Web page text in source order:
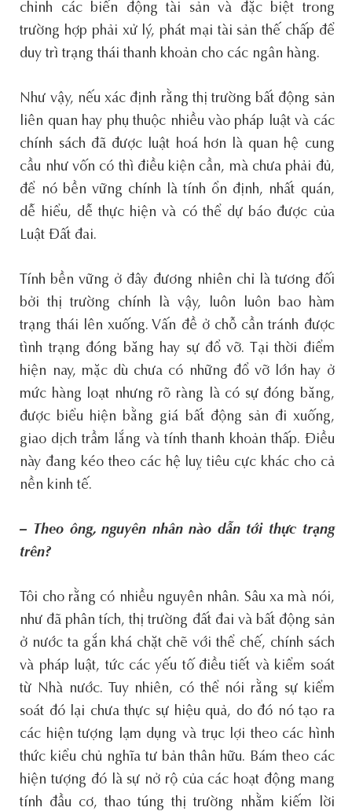
chỉnh các biến động tài sản và đặc biệt trong
trường hợp phải xử lý, phát mại tài sản thế chấp để
duy trì trạng thái thanh khoản cho các ngân hàng.
Như vậy, nếu xác định rằng thị trường bất động sản
liên quan hay phụ thuộc nhiều vào pháp luật và các
chính sách đã được luật hoá hơn là quan hệ cung
cầu như vốn có thì điều kiện cần, mà chưa phải đủ,
để nó bền vững chính là tính ổn định, nhất quán,
dễ hiểu, dễ thực hiện và có thể dự báo được của
Luật Đất đai.
Tính bền vững ở đây đương nhiên chỉ là tương đối
bởi thị trường chính là vậy, luôn luôn bao hàm
trạng thái lên xuống. Vấn đề ở chỗ cần tránh được
tình trạng đóng băng hay sự đổ vỡ. Tại thời điểm
hiện nay, mặc dù chưa có những đổ vỡ lớn hay ở
mức hàng loạt nhưng rõ ràng là có sự đóng băng,
được biểu hiện bằng giá bất động sản đi xuống,
giao dịch trầm lắng và tính thanh khoản thấp. Điều
này đang kéo theo các hệ luỵ tiêu cực khác cho cả
nền kinh tế.
– Theo ông, nguyên nhân nào dẫn tới thực trạng
trên?
Tôi cho rằng có nhiều nguyên nhân. Sâu xa mà nói,
như đã phân tích, thị trường đất đai và bất động sản
ở nước ta gắn khá chặt chẽ với thể chế, chính sách
và pháp luật, tức các yếu tố điều tiết và kiểm soát
từ Nhà nước. Tuy nhiên, có thể nói rằng sự kiểm
soát đó lại chưa thực sự hiệu quả, do đó nó tạo ra
các hiện tượng lạm dụng và trục lợi theo các hình
thức kiểu chủ nghĩa tư bản thân hữu. Bám theo các
hiện tượng đó là sự nở rộ của các hoạt động mang
tính đầu cơ, thao túng thị trường nhằm kiếm lời